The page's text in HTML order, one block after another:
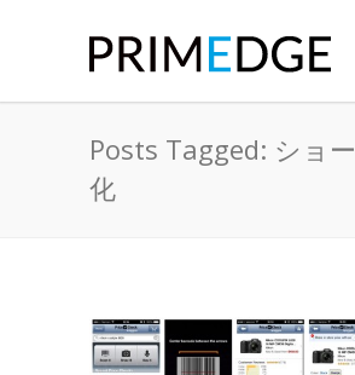
Posts Tagged: ショ
化